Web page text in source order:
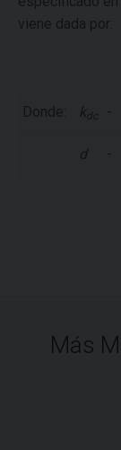
viene dada por:
Donde: k dc -
d -
Más